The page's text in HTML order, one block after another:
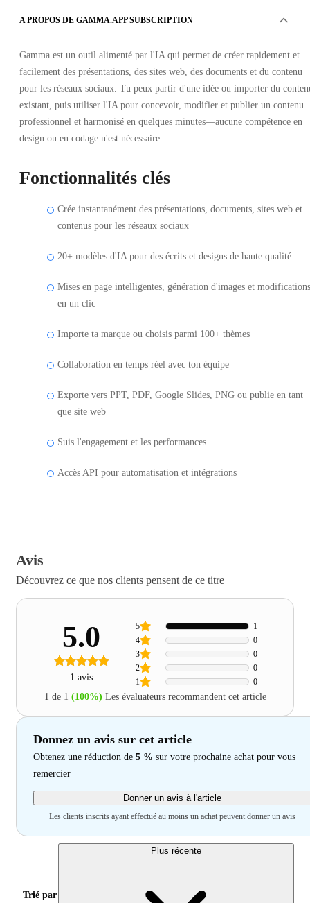
A PROPOS DE GAMMA.APP SUBSCRIPTION
Gamma est un outil alimenté par l'IA qui permet de créer rapidement et
facilement des présentations, des sites web, des documents et du contenu
pour les réseaux sociaux. Tu peux partir d'une idée ou importer du
existant, puis utiliser l'IA pour concevoir, modifier et publier un contenu
professionnel et harmonisé en quelques minutes—aucune compétence en
design ou en codage n'est nécessaire.
Fonctionnalités clés
Crée instantanément des présentations, documents, sites web et
contenus pour les réseaux sociaux
20+ modèles d'IA pour des écrits et designs de haute qualité
Mises en page intelligentes, génération d'images et modifications
en un clic
Importe ta marque ou choisis parmi 100+ thèmes
Collaboration en temps réel avec ton équipe
Exporte vers PPT, PDF, Google Slides, PNG ou publie en tant
que site web
Suis l'engagement et les performances
Accès API pour automatisation et intégrations
Avis
Découvrez ce que nos clients pensent de ce titre
5.0
1 avis 1 0
2 0
3 0
4 0
5 1
1 de 1 (100%) Les évaluateurs recommandent cet article
Donnez un avis sur cet article
Obtenez une réduction de 5 % sur votre prochaine achat pour vous
remercier
Donner un avis à l'article
Les clients inscrits ayant effectué au moins un achat peuvent donner un avis
Trié par
Plus récente